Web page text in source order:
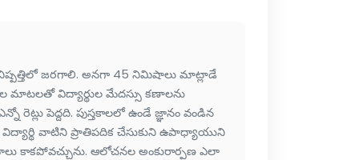
జరగాలి. అనగా 45 నిమిషాలు మాట్లాడే
విద్యార్థుల మేదస్సు కణాలను
రెట్లు పెద్దది. పుస్తకాలలో ఉండే జ్ఞానం వండిన
వాటిని ప్రాతిపదిక చేసుకుని ఉపాధ్యాయుని
కాకపోవచ్చును. ఆలోచనల అంకురార్పణ ఎలా